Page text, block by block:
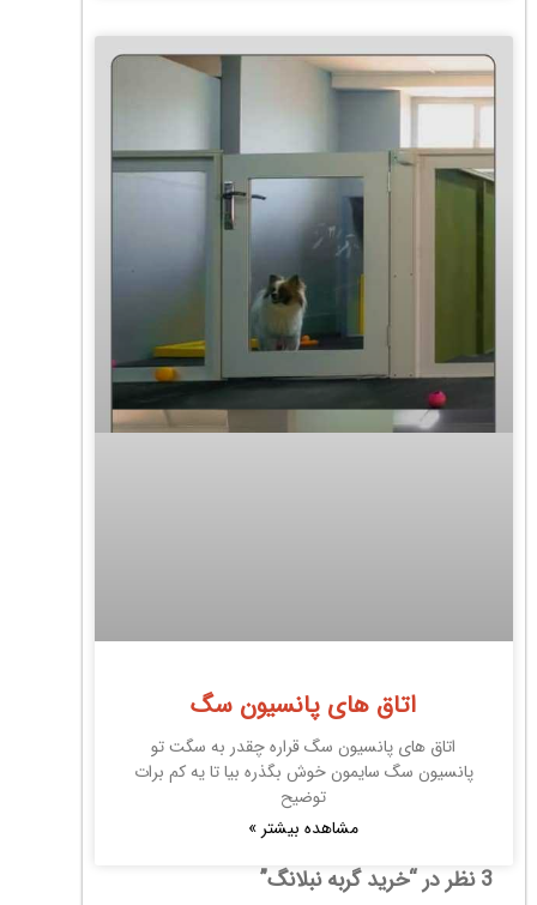
اتاق های پانسیون سگ
اتاق های پانسیون سگ قراره چقدر به سگت تو
پانسیون سگ سایمون خوش بگذره بیا تا یه کم برات
توضیح
مشاهده بیشتر »
3 نظر در “ خرید گربه نبلانگ”